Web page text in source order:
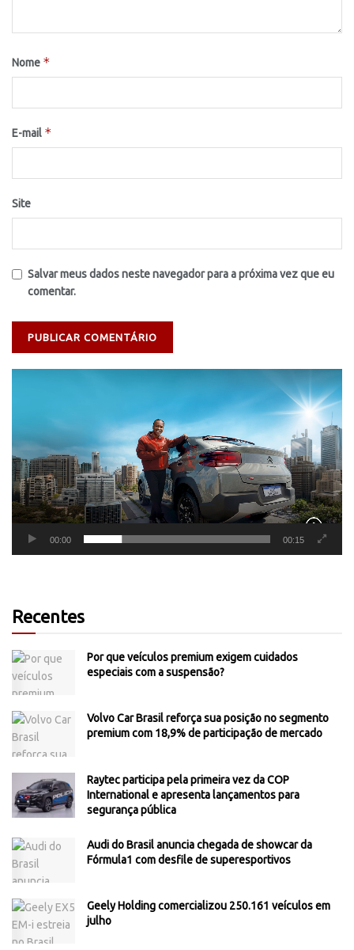
Nome *
E-mail *
Site
Salvar meus dados neste navegador para a próxima vez que eu
comentar.
00:00 00:15
Recentes
Por que veículos premium exigem cuidados
especiais com a suspensão?
Volvo Car Brasil reforça sua posição no segmento
premium com 18,9% de participação de mercado
Raytec participa pela primeira vez da COP
International e apresenta lançamentos para
segurança pública
Audi do Brasil anuncia chegada de showcar da
Fórmula1 com desfile de superesportivos
Geely Holding comercializou 250.161 veículos em
julho